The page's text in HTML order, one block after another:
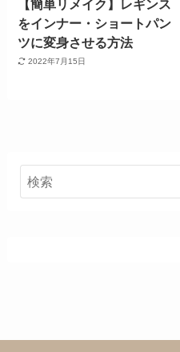
【簡単リメイク】レギンス
をインナー・ショートパン
ツに変身させる方法
2022年7月15日